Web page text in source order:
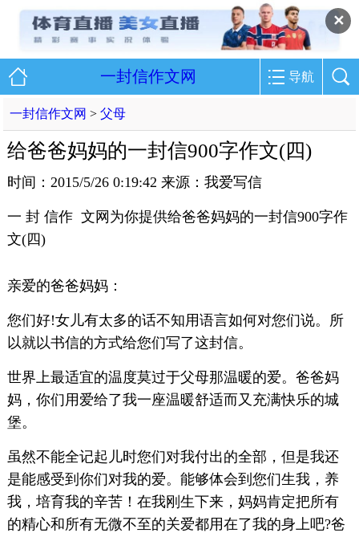
✕
一封信作文网 导航
一封信作文网 >父母
给爸爸妈妈的一封信900字作文(四)
时间：2015/5/26 0:19:42 来源：我爱写信
一 封 信作 文网为你提供给爸爸妈妈的一封信900字作
文(四)
亲爱的爸爸妈妈：
您们好!女儿有太多的话不知用语言如何对您们说。所
以就以书信的方式给您们写了这封信。
世界上最适宜的温度莫过于父母那温暖的爱。爸爸妈
妈，你们用爱给了我一座温暖舒适而又充满快乐的城
堡。
虽然不能全记起儿时您们对我付出的全部，但是我还
是能感受到你们对我的爱。能够体会到您们生我，养
我，培育我的辛苦！在我刚生下来，妈妈肯定把所有
的精心和所有无微不至的关爱都用在了我的身上吧?爸